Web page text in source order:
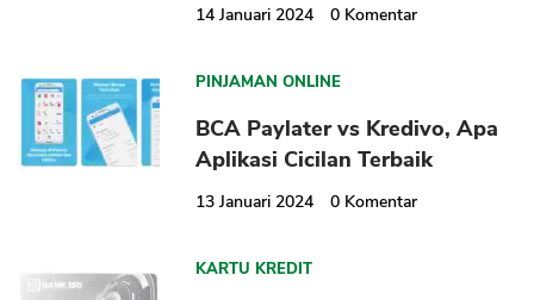
14 Januari 2024 0 Komentar
PINJAMAN ONLINE
BCA Paylater vs Kredivo, Apa
Aplikasi Cicilan Terbaik
13 Januari 2024 0 Komentar
KARTU KREDIT